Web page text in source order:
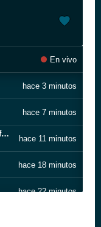
En vivo
hace 3 minutos
hace 7 minutos
This Beard Came Here to Party (feat. Billy F Gibbons)
hace 11 minutos
hace 18 minutos
hace 22 minutos